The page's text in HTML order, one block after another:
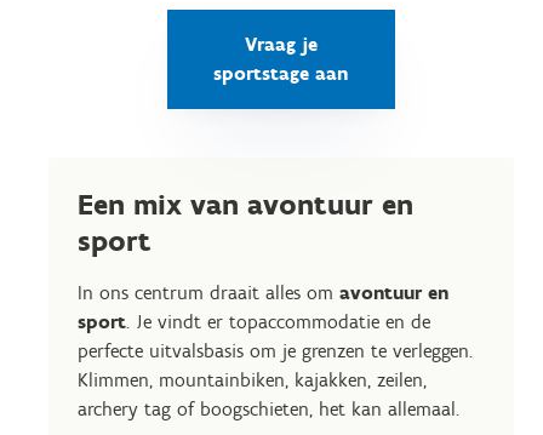
Vraag je
sportstage aan
Een mix van avontuur en
sport
In ons centrum draait alles om avontuur en
sport. Je vindt er topaccommodatie en de
perfecte uitvalsbasis om je grenzen te verleggen.
Klimmen, mountainbiken, kajakken, zeilen,
archery tag of boogschieten, het kan allemaal.